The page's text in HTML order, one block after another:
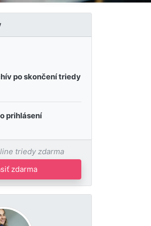
po skončení triedy
prihlásení
triedy zdarma
zdarma